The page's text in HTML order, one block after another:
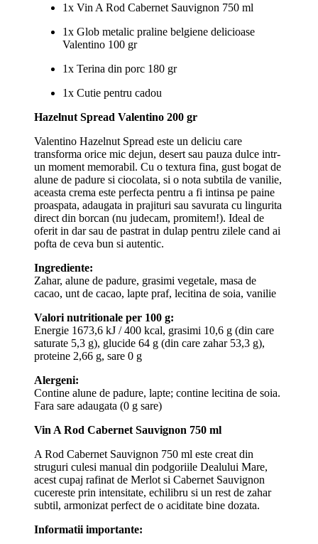
1x Vin A Rod Cabernet Sauvignon 750 ml
1x Glob metalic praline belgiene delicioase
Valentino 100 gr
1x Terina din porc 180 gr
1x Cutie pentru cadou
Hazelnut Spread Valentino 200 gr
Valentino Hazelnut Spread este un deliciu care
transforma orice mic dejun, desert sau pauza dulce intr-
un moment memorabil. Cu o textura fina, gust bogat de
alune de padure si ciocolata, si o nota subtila de vanilie,
aceasta crema este perfecta pentru a fi intinsa pe paine
proaspata, adaugata in prajituri sau savurata cu lingurita
direct din borcan (nu judecam, promitem!). Ideal de
oferit in dar sau de pastrat in dulap pentru zilele cand ai
pofta de ceva bun si autentic.
Ingrediente:
Zahar, alune de padure, grasimi vegetale, masa de
cacao, unt de cacao, lapte praf, lecitina de soia, vanilie
Valori nutritionale per 100 g:
Energie 1673,6 kJ / 400 kcal, grasimi 10,6 g (din care
saturate 5,3 g), glucide 64 g (din care zahar 53,3 g),
proteine 2,66 g, sare 0 g
Alergeni:
Contine alune de padure, lapte; contine lecitina de soia.
Fara sare adaugata (0 g sare)
Vin A Rod Cabernet Sauvignon 750 ml
A Rod Cabernet Sauvignon 750 ml este creat din
struguri culesi manual din podgoriile Dealului Mare,
acest cupaj rafinat de Merlot si Cabernet Sauvignon
cucereste prin intensitate, echilibru si un rest de zahar
subtil, armonizat perfect de o aciditate bine dozata.
Informatii importante: